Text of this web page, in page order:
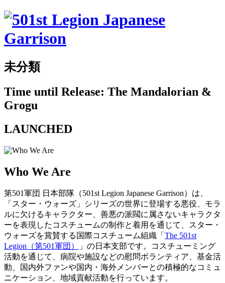
未分類
Time until Release: The Mandalorian &
Grogu
LAUNCHED
Who We Are
第501軍団 日本部隊（501st Legion Japanese Garrison）は、
「スター・ウォーズ」シリーズの世界に登場する悪役、モラ
ルに欠けるキャラクター、善悪の派閥に属さないキャラクタ
ーを表現したコスチュームの制作と着用を通じて、スター・
ウォーズを賞賛する国際コスチューム組織「 The 501st
Legion（第501軍団）
」の日本支部です。コスチューミング
活動を通じて、病院や施設などの慰問ボランティア、基金活
動、国内外ファンや国内・海外メンバーとの積極的なコミュ
ニケーション、地域貢献活動を行っています。